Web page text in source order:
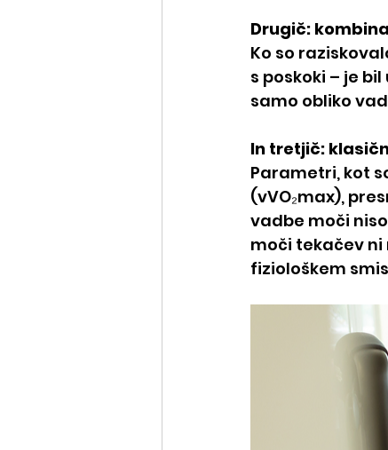
Drugič:
Ko so
s poskoki – je
samo obliko
In tretjič:
Parametri, kot
(vVO₂max),
vadbe moči
moči tekačev ni
fiziološkem